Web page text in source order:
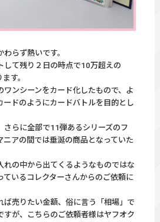
らず熱いです。
して残り２日の時点で10万超えの
す。
ワンシーンをカード化したもので、よ
ードのようにカードバトルを目的とし
さらに全部で11弾あるシリーズのフ
ニアの間では垂涎の商品となっていた
れの中から出てくるようなものではな
ているコレクターさんからのご依頼に
ば売りたい金額、俗に言う「相場」で
すが、こちらのご依頼者様はヤフオク